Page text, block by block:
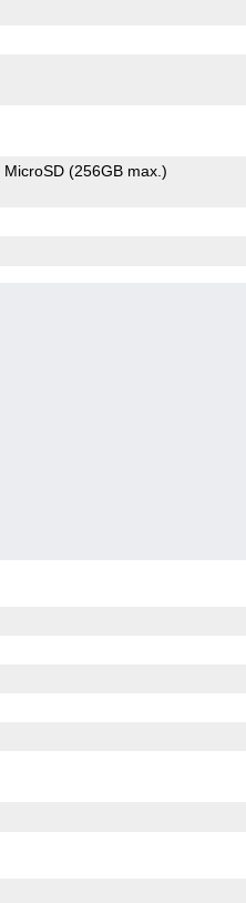
MicroSD (256GB max.)